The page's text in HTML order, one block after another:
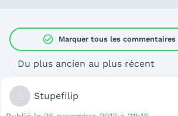
check_circle Marquer tous les commentaires
Du plus ancien au plus récent
Stupefilip